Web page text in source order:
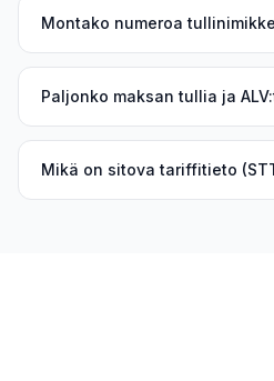
Montako numeroa
Paljonko maksan tullia ja
Mikä on sitova tariffitieto